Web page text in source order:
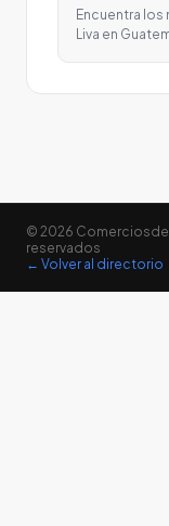
Encuentra
Liva en
© 2026
reservados
← Volver al directorio